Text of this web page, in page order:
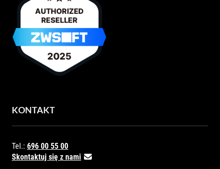
KONTAKT
Tel.: 696 00 55 00
Skontaktuj się z nami